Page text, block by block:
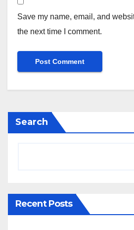
Save my name, email, and
the next time I comment.
Search
Recent Posts